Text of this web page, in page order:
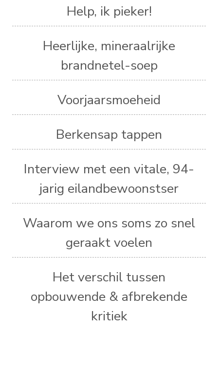
Help, ik pieker!
Heerlijke, mineraalrijke
brandnetel-soep
Voorjaarsmoeheid
Berkensap tappen
Interview met een vitale, 94-
jarig eilandbewoonstser
Waarom we ons soms zo snel
geraakt voelen
Het verschil tussen
opbouwende & afbrekende
kritiek